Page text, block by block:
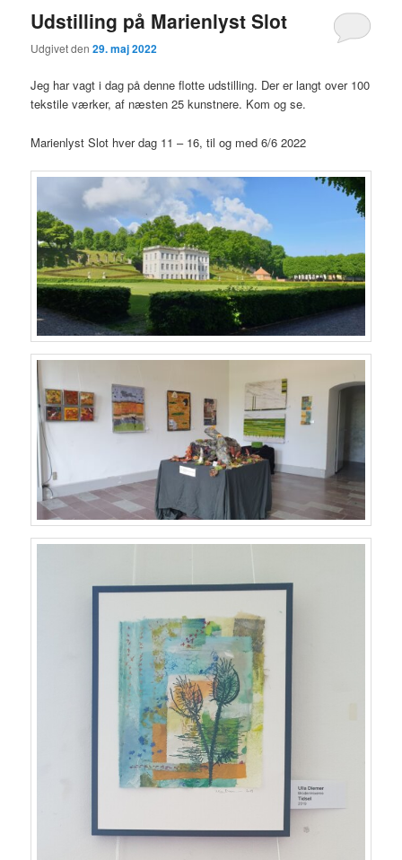
Udstilling på Marienlyst Slot
Udgivet den29. maj 2022
Jeg har vagt i dag på denne flotte udstilling. Der er langt over 100
tekstile værker, af næsten 25 kunstnere. Kom og se.
Marienlyst Slot hver dag 11 – 16, til og med 6/6 2022